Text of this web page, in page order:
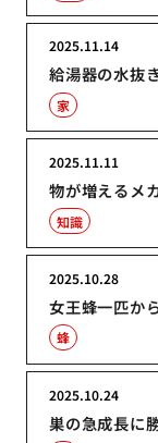
給湯器の水抜
2025.11.14
家
物が増えるメ
2025.11.11
知識
女王蜂一匹か
2025.10.28
蜂
巣の急成長に
2025.10.24